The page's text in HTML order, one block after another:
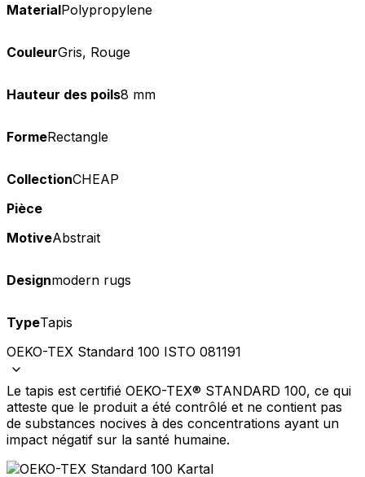
MaterialPolypropylene
CouleurGris, Rouge
Hauteur des poils8 mm
FormeRectangle
CollectionCHEAP
Pièce
MotiveAbstrait
Designmodern rugs
TypeTapis
OEKO-TEX Standard 100 ISTO 081191
Le tapis est certifié OEKO-TEX® STANDARD 100, ce qui
atteste que le produit a été contrôlé et ne contient pas
de substances nocives à des concentrations ayant un
impact négatif sur la santé humaine.